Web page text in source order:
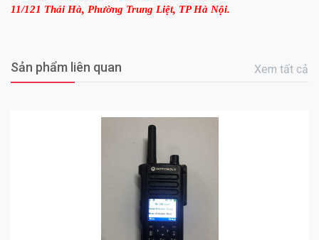
11/121 Thái Hà, Phường Trung Liệt, TP Hà Nội.
Sản phẩm liên quan Xem tất cả